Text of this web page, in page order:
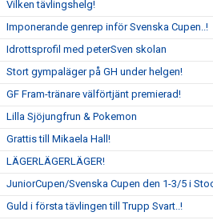
Vilken tävlingshelg!
Imponerande genrep inför Svenska Cupen..!
Idrottsprofil med peterSven skolan
Stort gympaläger på GH under helgen!
GF Fram-tränare välförtjänt premierad!
Lilla Sjöjungfrun & Pokemon
Grattis till Mikaela Hall!
LÄGERLÄGERLÄGER!
JuniorCupen/Svenska Cupen den 1-3/5 i
Guld i första tävlingen till Trupp Svart..!